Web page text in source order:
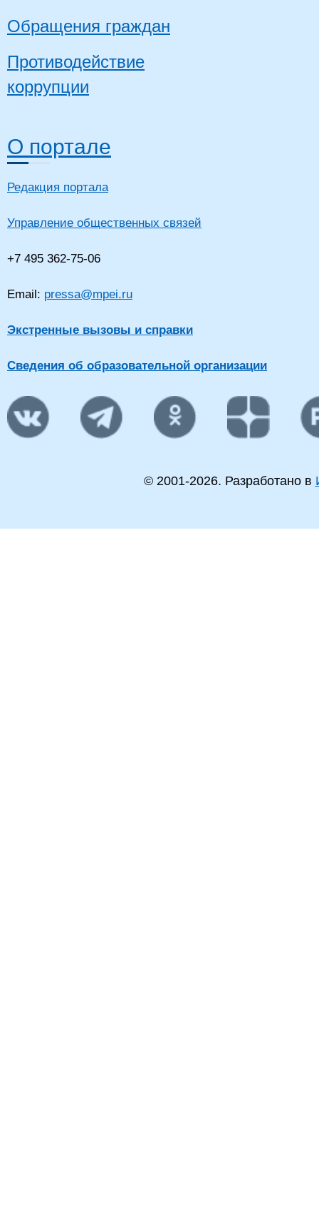
Обращения граждан
Противодействие
коррупции
О портале
Редакция портала
Управление общественных связей
+7 495 362-75-06
Email: pressa@mpei.ru
Экстренные вызовы и справки
Сведения об образовательной организации
© 2001-2026. Разработано в